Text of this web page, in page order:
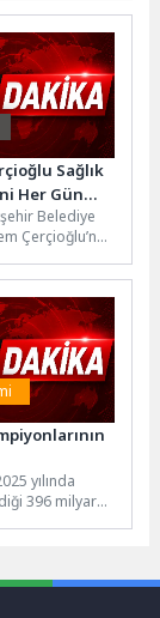
genelinde
hazırlıklarını
Sağlık
Her Gün
Belediye
Çerçioğlu’nun
yılında
396 milyar